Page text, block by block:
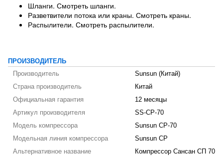
Шланги. Смотреть шланги.
Разветвители потока или краны. Смотреть краны.
Распылители. Смотреть распылители.
ПРОИЗВОДИТЕЛЬ
Производитель
Sunsun (Китай)
Страна производитель
Китай
Официальная гарантия
12 месяцы
Артикул производителя
SS-CP-70
Модель компрессора
Sunsun CP-70
Модельная линия компрессора
Sunsun CP
Альтернативное название
Компрессор Сансан СП 70